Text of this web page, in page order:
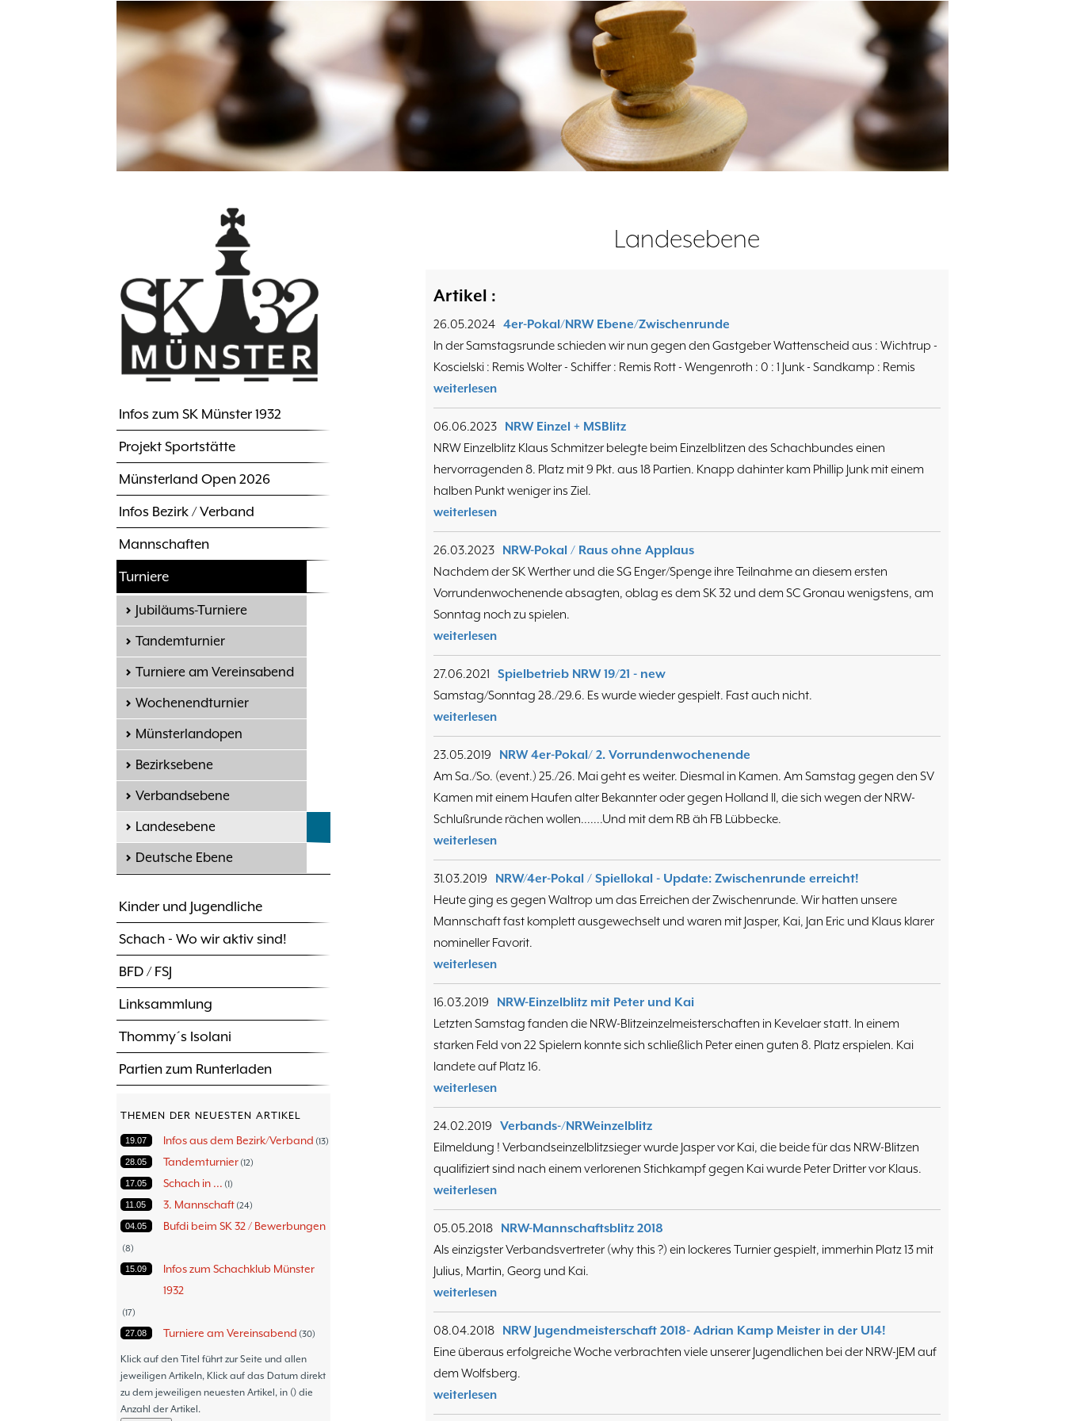
Hauptnavigation
Infos zum SK Münster 1932
Projekt Sportstätte
Münsterland Open 2026
Infos Bezirk / Verband
Mannschaften
Turniere
Jubiläums-Turniere
Tandemturnier
Turniere am Vereinsabend
Wochenendturnier
Münsterlandopen
Bezirksebene
Verbandsebene
Landesebene
Deutsche Ebene
Kinder und Jugendliche
Schach - Wo wir aktiv sind!
BFD / FSJ
Linksammlung
Thommy´s Isolani
Partien zum Runterladen
THEMEN DER NEUESTEN ARTIKEL
19.07 Infos aus dem Bezirk/Verband 13
28.05 Tandemturnier 12
17.05 Schach in ... 1
11.05 3. Mannschaft 24
04.05 Bufdi beim SK 32 / Bewerbungen
8
15.09
Infos zum Schachklub Münster
1932
17
27.08 Turniere am Vereinsabend 30
30.06 Turniere 47
08.06 Thommy´s Isolani 57
05.06 Schach - Wo wir aktiv sind! 18
11.05
Klick auf den Titel führt zur Seite und allen
jeweiligen Artikeln, Klick auf das Datum direkt
zu dem jeweiligen neuesten Artikel, in () die
Anzahl der Artikel.
Landesebene
Artikel :
26.05.2024 4er-Pokal/NRW Ebene/Zwischenrunde
In der Samstagsrunde schieden wir nun gegen den Gastgeber Wattenscheid aus : Wichtrup -
Koscielski : Remis Wolter - Schiffer : Remis Rott - Wengenroth : 0 : 1 Junk - Sandkamp : Remis
weiterlesen
06.06.2023
NRW Einzel + MSBlitz
NRW Einzelblitz Klaus Schmitzer belegte beim Einzelblitzen des Schachbundes einen
hervorragenden 8. Platz mit 9 Pkt. aus 18 Partien. Knapp dahinter kam Phillip Junk mit einem
halben Punkt weniger ins Ziel.
weiterlesen
26.03.2023
NRW-Pokal / Raus ohne Applaus
Nachdem der SK Werther und die SG Enger/Spenge ihre Teilnahme an diesem ersten
Vorrundenwochenende absagten, oblag es dem SK 32 und dem SC Gronau wenigstens, am
Sonntag noch zu spielen.
weiterlesen
27.06.2021
Spielbetrieb NRW 19/21 - new
Samstag/Sonntag 28./29.6. Es wurde wieder gespielt. Fast auch nicht.
weiterlesen
23.05.2019
NRW 4er-Pokal/ 2. Vorrundenwochenende
Am Sa./So. (event.) 25./26. Mai geht es weiter. Diesmal in Kamen. Am Samstag gegen den SV
Kamen mit einem Haufen alter Bekannter oder gegen Holland II, die sich wegen der NRW-
Schlußrunde rächen wollen.......Und mit dem RB äh FB Lübbecke.
weiterlesen
31.03.2019
NRW/4er-Pokal / Spiellokal - Update: Zwischenrunde erreicht!
Heute ging es gegen Waltrop um das Erreichen der Zwischenrunde. Wir hatten unsere
Mannschaft fast komplett ausgewechselt und waren mit Jasper, Kai, Jan Eric und Klaus klarer
nomineller Favorit.
weiterlesen
16.03.2019
NRW-Einzelblitz mit Peter und Kai
Letzten Samstag fanden die NRW-Blitzeinzelmeisterschaften in Kevelaer statt. In einem
starken Feld von 22 Spielern konnte sich schließlich Peter einen guten 8. Platz erspielen. Kai
landete auf Platz 16.
weiterlesen
24.02.2019
Verbands-/NRWeinzelblitz
Eilmeldung ! Verbandseinzelblitzsieger wurde Jasper vor Kai, die beide für das NRW-Blitzen
qualifiziert sind nach einem verlorenen Stichkampf gegen Kai wurde Peter Dritter vor Klaus.
weiterlesen
05.05.2018
NRW-Mannschaftsblitz 2018
Als einzigster Verbandsvertreter (why this ?) ein lockeres Turnier gespielt, immerhin Platz 13 mit
Julius, Martin, Georg und Kai.
weiterlesen
08.04.2018
NRW Jugendmeisterschaft 2018- Adrian Kamp Meister in der U14!
Eine überaus erfolgreiche Woche verbrachten viele unserer Jugendlichen bei der NRW-JEM auf
dem Wolfsberg.
weiterlesen